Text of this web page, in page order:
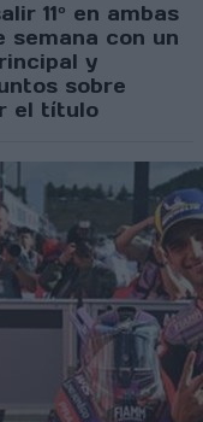
11º en ambas
semana con un
y
sobre
el título